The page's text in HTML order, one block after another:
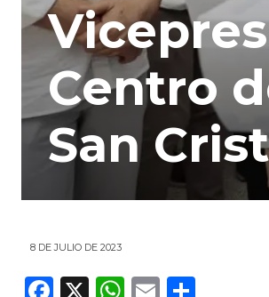
Centro
San
8 DE JULIO DE 2023
F
X
W E